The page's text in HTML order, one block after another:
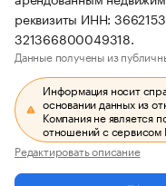
реквизиты ИНН:
321366800049318.
Данные получены из
Информация носит
основании данных из
Компания не является
отношений с сервисом
Редактировать описание